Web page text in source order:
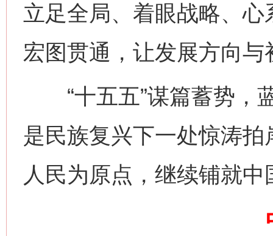
立足全局、着眼战略、
宏图贯通，让发展方向
“十五五”谋篇蓄势，
是民族复兴下一处惊涛
人民为原点，继续铺就
这是一记警钟！ 谢
今